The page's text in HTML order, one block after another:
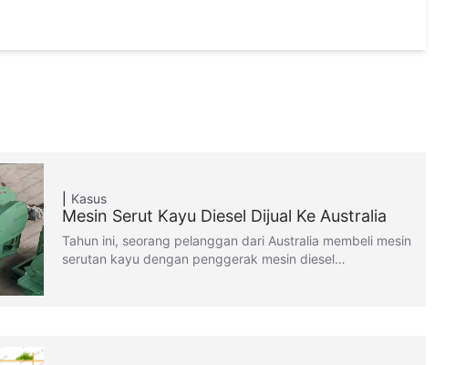
Kasus
Mesin Serut Kayu Diesel Dijual Ke Australia
Tahun ini, seorang pelanggan dari Australia membeli mesin
serutan kayu dengan penggerak mesin diesel…